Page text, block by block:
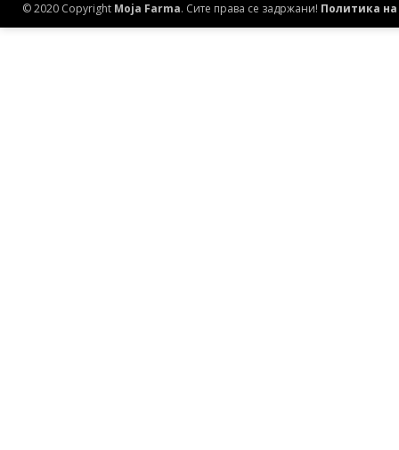
© 2020 Copyright Moja Farma. Сите права се задржани! Политика